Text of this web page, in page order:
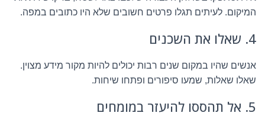
המיקום. לעיתים תגלו פרטים חשובים שלא היו כתובים במפה.
4. שאלו את השכנים
אנשים שהיו במקום שנים רבות יכולים להיות מקור מידע מצוין.
שאלו שאלות, שמעו סיפורים ופתחו שיחות.
5. אל תהססו להיעזר במומחים